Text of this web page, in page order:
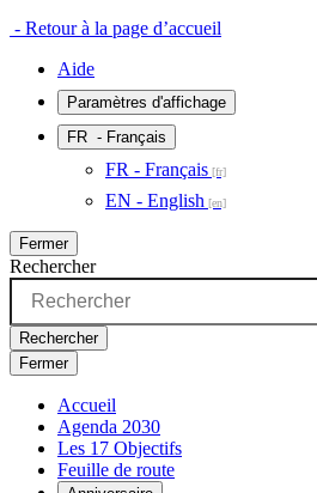
- Retour à la page d’accueil
Aide
Paramètres d'affichage
FR - Français
FR - Français
EN - English
Fermer
Rechercher
Rechercher
Fermer
Accueil
Agenda 2030
Les 17 Objectifs
Feuille de route